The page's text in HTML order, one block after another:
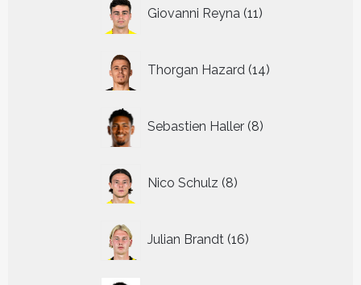
Giovanni Reyna 11
producten
Thorgan Hazard 14
producten
Sebastien Haller 8
producten
Nico Schulz 8
producten
Julian Brandt 16
producten